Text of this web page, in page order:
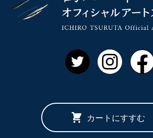
Twitter Instagram
カートにすすむ